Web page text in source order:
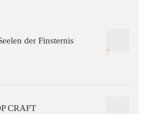
der Finsternis
7
CRAFT